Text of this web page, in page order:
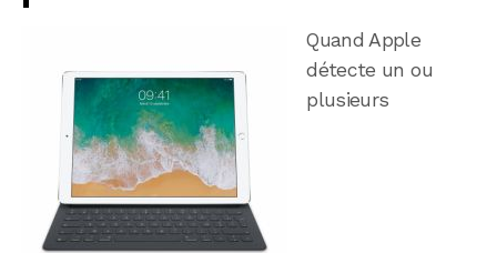
Quand Apple
détecte un ou
plusieurs